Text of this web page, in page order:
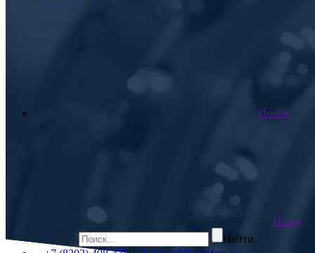
Поиск
Назад
Найти